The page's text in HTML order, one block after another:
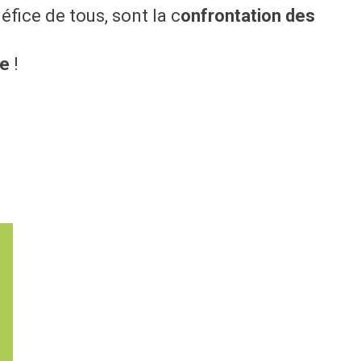
de tous, sont la confrontation des
!